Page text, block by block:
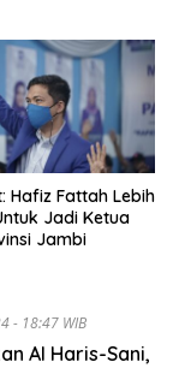
Hafiz Fattah Lebih
Jadi Ketua
Jambi
- 18:47 WIB
Al Haris-Sani,